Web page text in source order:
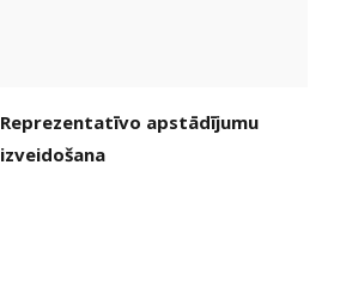
Reprezentatīvo apstādījumu
izveidošana